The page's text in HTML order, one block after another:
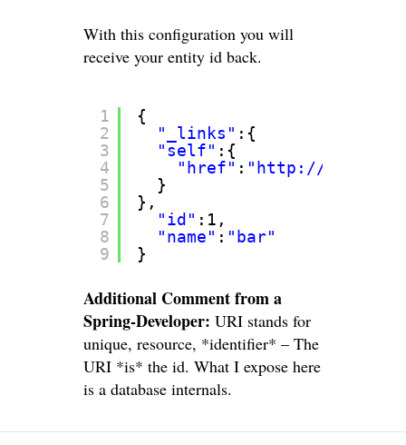
With this configuration you will
receive your entity id back.
1
2
3
4
5
6
7
8
9
{
"_links" :{
"self" :{
"href" : " http://
}
},
"id" :1,
"name" : "bar"
}
Additional Comment from a
Spring-Developer: URI stands for
unique, resource, *identifier* – The
URI *is* the id. What I expose here
is a database internals.